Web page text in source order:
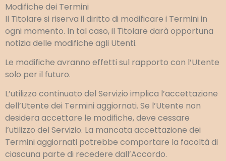
Modifiche dei Termini
Il Titolare si riserva il diritto di modificare i Termini in
ogni momento. In tal caso, il Titolare darà opportuna
notizia delle modifiche agli Utenti.
Le modifiche avranno effetti sul rapporto con l’Utente
solo per il futuro.
L’utilizzo continuato del Servizio implica l’accettazione
dell’Utente dei Termini aggiornati. Se l’Utente non
desidera accettare le modifiche, deve cessare
l’utilizzo del Servizio. La mancata accettazione dei
Termini aggiornati potrebbe comportare la facoltà di
ciascuna parte di recedere dall’Accordo.